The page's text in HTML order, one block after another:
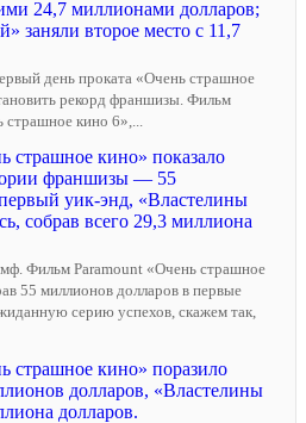
24,7 миллионами долларов;
заняли второе место с 11,7
день проката «Очень страшное
рекорд франшизы. Фильм
кино 6»,...
страшное кино» показало
франшизы — 55
уик-энд, «Властелины
собрав всего 29,3 миллиона
Фильм Paramount «Очень страшное
55 миллионов долларов в первые
серию успехов, скажем так,
страшное кино» поразило
долларов, «Властелины
долларов.